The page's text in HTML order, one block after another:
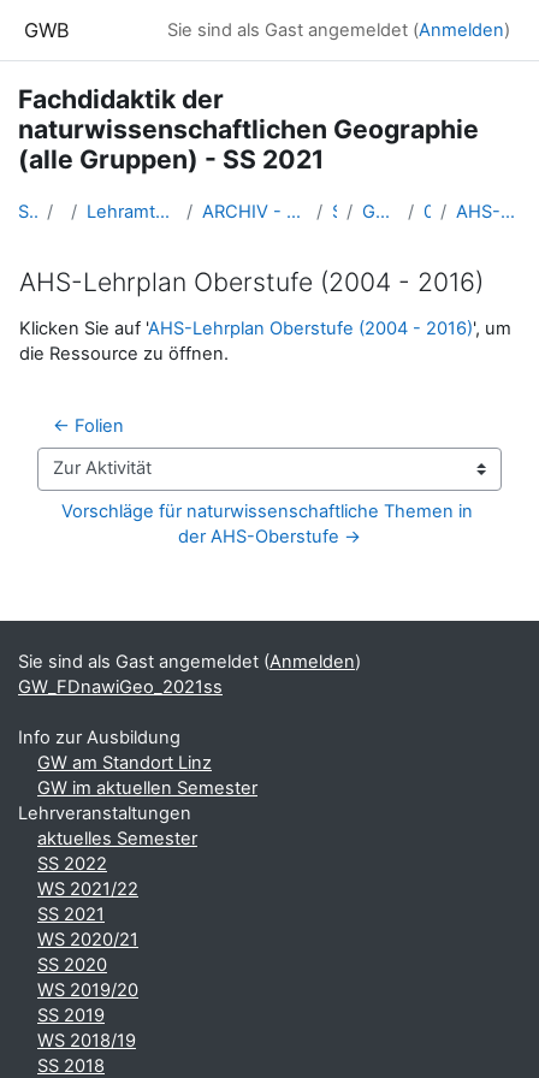
GWB Sie sind als Gast angemeldet (Anmelden)
Fachdidaktik der
naturwissenschaftlichen Geographie
(alle Gruppen) - SS 2021
Startseite Kurse Lehramtsausbildung GW im Cluster Österreich Mitte ARCHIV - Lehrveranstaltungen am Standort Linz - seit 2016 SS_2021 GW_FDnawiGeo_2021ss 06: 22.04. AHS-Lehrplan Oberstufe (2004 - 2016)
AHS-Lehrplan Oberstufe (2004 - 2016)
Abschlussbedingungen
Klicken Sie auf 'AHS-Lehrplan Oberstufe (2004 - 2016)', um
die Ressource zu öffnen.
← Folien
Zur Aktivität
Vorschläge für naturwissenschaftliche Themen in
der AHS-Oberstufe →
Ergänzungsblöcke
Sie sind als Gast angemeldet (Anmelden)
GW_FDnawiGeo_2021ss
Info zur Ausbildung
GW am Standort Linz
GW im aktuellen Semester
Lehrveranstaltungen
aktuelles Semester
SS 2022
WS 2021/22
SS 2021
WS 2020/21
SS 2020
WS 2019/20
SS 2019
WS 2018/19
SS 2018